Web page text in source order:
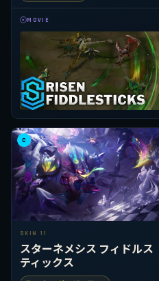
MOVIE
C
SKIN 11
スターネメシス フィドルス
ティックス